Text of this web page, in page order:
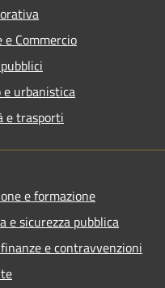
e Commercio
e urbanistica
e trasporti
e formazione
e sicurezza pubblica
e contravvenzioni